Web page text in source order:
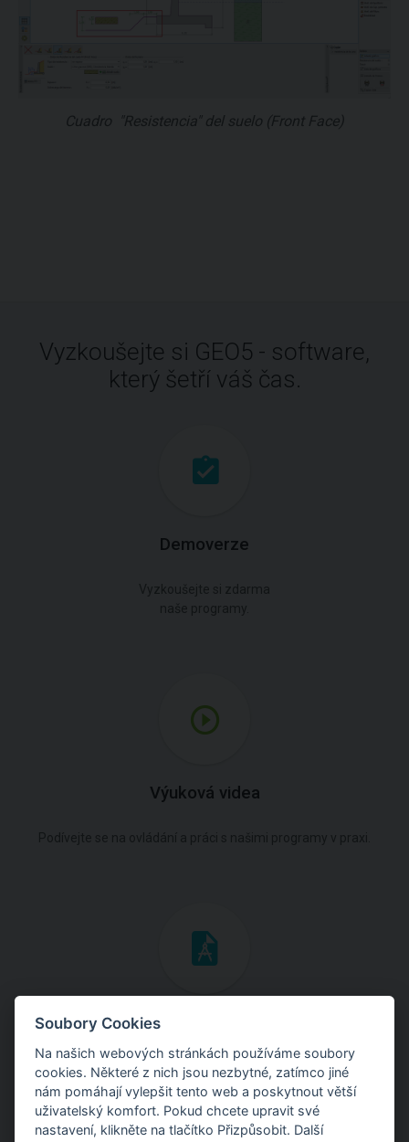
Cuadro "Resistencia" del suelo (Front Face)
Vyzkoušejte si GEO5 - software,
který šetří váš čas.
Demoverze
Výuková videa
Inženýrské manuály
Stáhněte si manuály s teoretickými i praktickými ukázkami
použití programů.
Soubory Cookies
Na našich webových stránkách používáme soubory
cookies. Některé z nich jsou nezbytné, zatímco jiné
nám pomáhají vylepšit tento web a poskytnout větší
uživatelský komfort. Pokud chcete upravit své
nastavení, klikněte na tlačítko Přizpůsobit. Další